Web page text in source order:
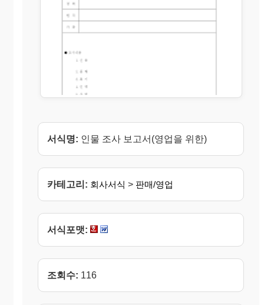
서식명: 인물 조사 보고서(영업을 위한)
카테고리: 회사서식 > 판매/영업
서식포맷:
조회수: 116